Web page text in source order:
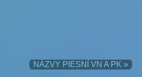
NÁZVY PIESNÍ VN A PK »